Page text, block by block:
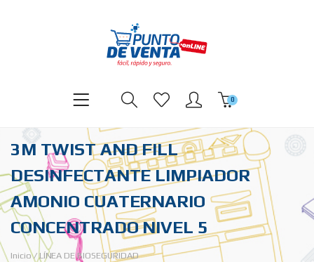
0
3M TWIST AND FILL
DESINFECTANTE LIMPIADOR
AMONIO CUATERNARIO
CONCENTRADO NIVEL 5
Inicio/LÍNEA DE BIOSEGURIDAD